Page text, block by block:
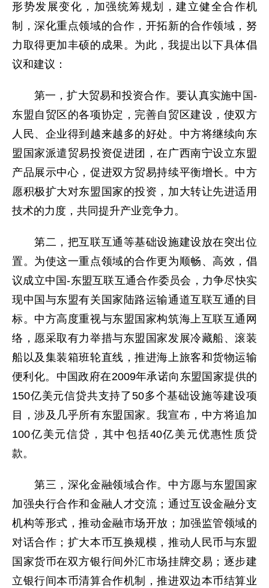
形势发展变化，加强统筹规划，建立健全合作机
制，深化重点领域的合作，开拓新的合作领域，努
力取得更加丰硕的成果。为此，我提出以下具体倡
议和建议：
第一，扩大贸易和投资合作。要认真实施中国-
东盟自贸区的各项协定，完善自贸区建设，使双方
人民、企业得到越来越多的好处。中方将继续向东
盟国家派遣贸易投资促进团，在广西南宁设立东盟
产品展示中心，促进双方贸易持续平衡增长。中方
愿积极扩大对东盟国家的投资，加大转让先进适用
技术的力度，共同提升产业竞争力。
第二，把互联互通等基础设施建设放在突出位
置。为使这一重点领域的合作更为顺畅、高效，倡
议成立中国-东盟互联互通合作委员会，力争尽快实
现中国与东盟有关国家陆路运输通道互联互通的目
标。中方高度重视与东盟国家构筑海上互联互通网
络，愿采取有力举措与东盟国家发展冷藏船、滚装
船以及集装箱班轮直线，推进海上旅客和货物运输
便利化。中国政府在2009年承诺向东盟国家提供的
150亿美元信贷共支持了50多个基础设施等建设项
目，涉及几乎所有东盟国家。我宣布，中方将追加
100亿美元信贷，其中包括40亿美元优惠性质贷
款。
第三，深化金融领域合作。中方愿与东盟国家
加强央行合作和金融人才交流；通过互设金融分支
机构等形式，推动金融市场开放；加强监管领域的
对话合作；扩大本币互换规模，推动人民币与东盟
国家货币在双方银行间外汇市场挂牌交易；逐步建
立银行间本币清算合作机制，推进双边本币结算业